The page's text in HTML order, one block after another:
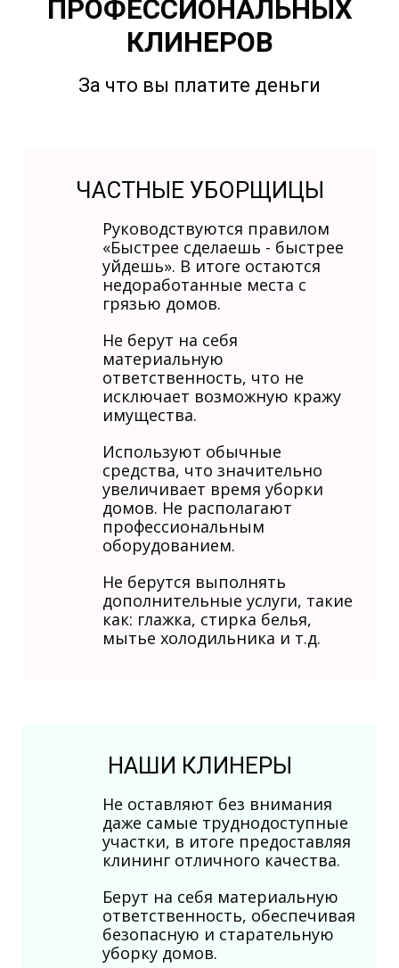
ПРОФЕССИОНАЛЬНЫХ
КЛИНЕРОВ
За что вы платите деньги
ЧАСТНЫЕ УБОРЩИЦЫ
Руководствуются правилом
«Быстрее сделаешь - быстрее
уйдешь». В итоге остаются
недоработанные места с
грязью домов.
Не берут на себя
материальную
ответственность, что не
исключает возможную кражу
имущества.
Используют обычные
средства, что значительно
увеличивает время уборки
домов. Не располагают
профессиональным
оборудованием.
Не берутся выполнять
дополнительные услуги, такие
как: глажка, стирка белья,
мытье холодильника и т.д.
НАШИ КЛИНЕРЫ
Не оставляют без внимания
даже самые труднодоступные
участки, в итоге предоставляя
клининг отличного качества.
Берут на себя материальную
ответственность, обеспечивая
безопасную и старательную
уборку домов.